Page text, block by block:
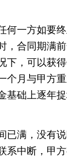
何一方如要
，合同期满
下，可以获
个月与甲方
基础上逐年
已满，没有
系中断，甲